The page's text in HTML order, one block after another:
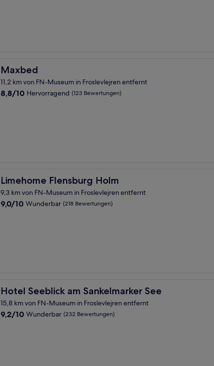
Maxbed
Maxbed
11,2 km von FN-Museum in Froslevlejren entfernt
8.8
8,8/10 Hervorragend (123 Bewertungen)
Limehome Flensburg Holm
Limehome Flensburg Holm
9,3 km von FN-Museum in Froslevlejren entfernt
9.0
9,0/10 Wunderbar (218 Bewertungen)
Hotel Seeblick am Sankelmarker See
Hotel Seeblick am Sankelmarker See
15,8 km von FN-Museum in Froslevlejren entfernt
9.2
9,2/10 Wunderbar (232 Bewertungen)